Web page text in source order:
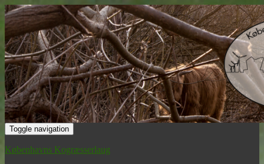
Toggle navigation
Københavns Kogræsserlaug